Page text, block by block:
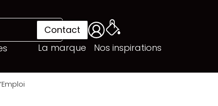
Contact
La marque
Nos inspirations